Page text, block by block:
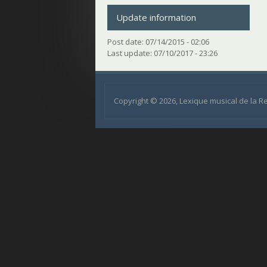
Update information
Post date: 07/14/2015 - 02:06
Last update: 07/10/2017 - 23:26
Copyright © 2026, Lexique musical de la